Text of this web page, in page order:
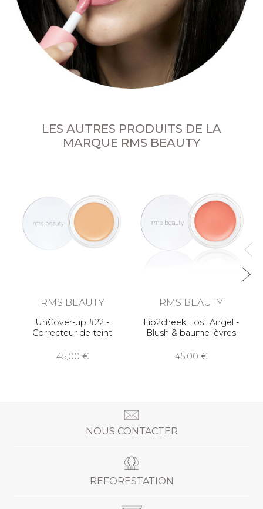
LES AUTRES PRODUITS DE LA
MARQUE RMS BEAUTY
RMS BEAUTY
UnCover-up #22 -
Correcteur de teint
45,00
RMS BEAUTY
Lip2cheek Lost Angel -
Blush & baume lèvres
45,00
NOUS CONTACTER
REFORESTATION